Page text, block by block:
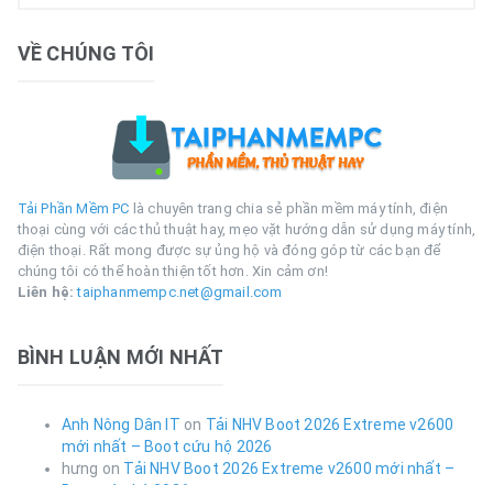
VỀ CHÚNG TÔI
Tải Phần Mềm PC là chuyên trang chia sẻ phần mềm máy tính, điện
thoại cùng với các thủ thuật hay, mẹo vặt hướng dẫn sử dụng máy tính,
điện thoại. Rất mong được sự ủng hộ và đóng góp từ các bạn để
chúng tôi có thể hoàn thiện tốt hơn. Xin cảm ơn!
Liên hệ: taiphanmempc.net@gmail.com
BÌNH LUẬN MỚI NHẤT
Anh Nông Dân IT on Tải NHV Boot 2026 Extreme v2600
mới nhất – Boot cứu hộ 2026
hưng on Tải NHV Boot 2026 Extreme v2600 mới nhất –